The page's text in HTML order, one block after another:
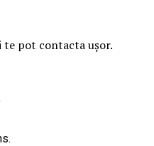
pot contacta ușor.